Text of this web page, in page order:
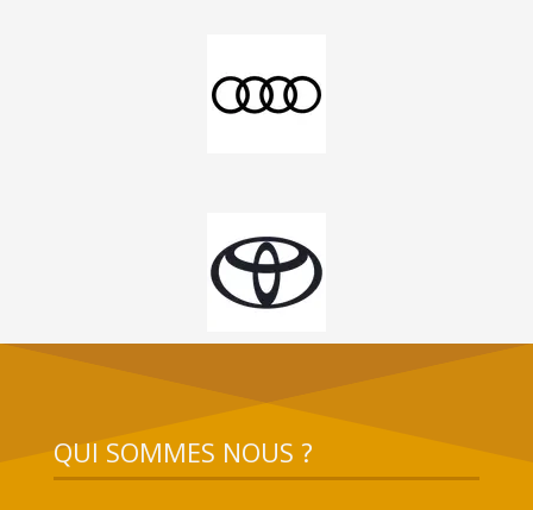
QUI SOMMES NOUS ?